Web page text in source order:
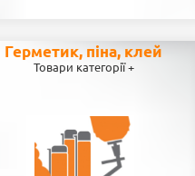
Герметик, піна, клей
Товари категорії +